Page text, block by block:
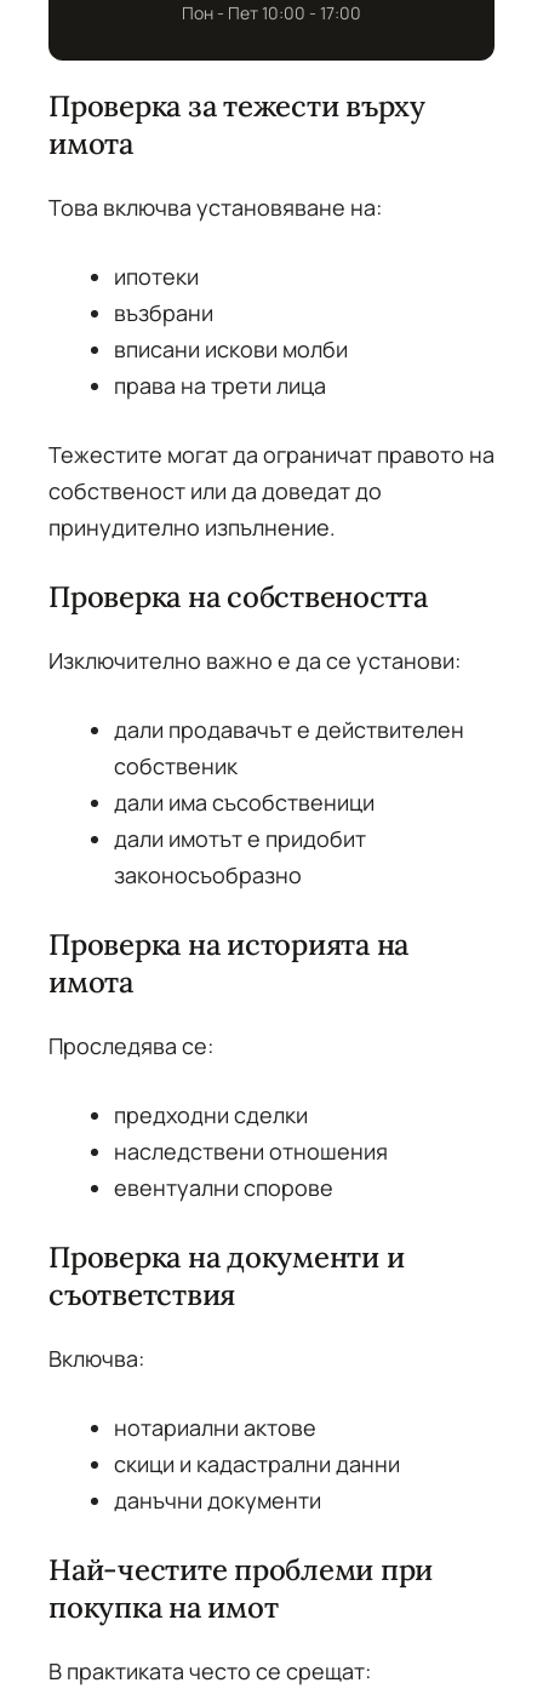
Пон - Пет 10:00 - 17:00
Проверка за тежести върху
имота
Това включва установяване на:
ипотеки
възбрани
вписани искови молби
права на трети лица
Тежестите могат да ограничат правото на
собственост или да доведат до
принудително изпълнение.
Проверка на собствеността
Изключително важно е да се установи:
дали продавачът е действителен
собственик
дали има съсобственици
дали имотът е придобит
законосъобразно
Проверка на историята на
имота
Проследява се:
предходни сделки
наследствени отношения
евентуални спорове
Проверка на документи и
съответствия
Включва:
нотариални актове
скици и кадастрални данни
данъчни документи
Най-честите проблеми при
покупка на имот
В практиката често се срещат: